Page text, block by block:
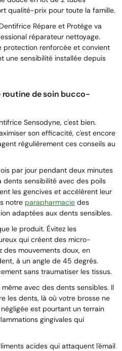
qualité-prix pour toute la famille.
Répare et Protège va
réparateur nettoyage.
protection renforcée et convient
une sensibilité installée depuis
de soin bucco-
Sensodyne, c'est bien.
son efficacité, c'est encore
régulièrement ces conseils au
par jour pendant deux minutes
dents sensibilité avec des poils
les gencives et accélèrent leur
notre parapharmacie des
adaptées aux dents sensibles.
le produit. Évitez les
qui créent des micro-
des mouvements doux, en
à un angle de 45 degrés.
sans traumatiser les tissus.
avec des dents sensibles. Il
les dents, là où votre brosse ne
est pourtant un terrain
gingivales qui
acides qui attaquent l'émail